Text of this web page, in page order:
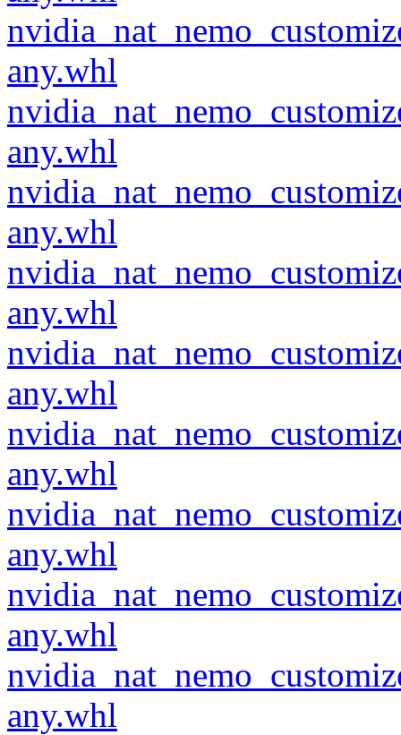
any.whl
any.whl
any.whl
any.whl
any.whl
any.whl
any.whl
any.whl
any.whl